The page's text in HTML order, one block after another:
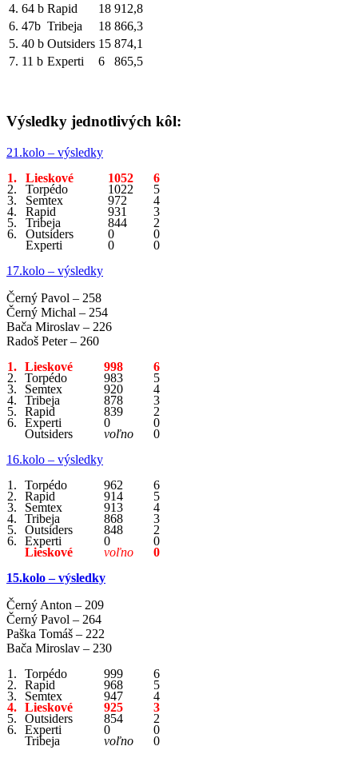
4. 64 b Rapid 18 912,8
6. 47b Tribeja 18 866,3
5. 40 b Outsiders 15 874,1
7. 11 b Experti 6 865,5
Výsledky jednotlivých kôl:
21.kolo – výsledky
1.
Lieskové 1052
6
2.
Torpédo 1022
5
3.
Semtex 972
4
4.
Rapid 931
3
5.
Tribeja 844
2
6.
Outsiders 0
0
Experti
0
0
17.kolo – výsledky
Černý Pavol – 258
Černý Michal – 254
Bača Miroslav – 226
Radoš Peter – 260
1. Lieskové 998
6
2.
Torpédo 983
5
3.
Semtex 920
4
4.
Tribeja 878
3
5.
Rapid 839
2
6.
Experti 0
0
Outsiders
voľno
0
16.kolo – výsledky
1.
Torpédo 962
6
2.
Rapid 914
5
3.
Semtex 913
4
4.
Tribeja 868
3
5.
Outsiders 848
2
6.
Experti 0
0
Lieskové
voľno
0
15.kolo – výsledky
Černý Anton – 209
Černý Pavol – 264
Paška Tomáš – 222
Bača Miroslav – 230
1.
Torpédo 999
6
2.
Rapid 968
5
3.
Semtex 947
4
4. Lieskové 925
3
5.
Outsiders 854
2
6.
Experti 0
0
Tribeja
voľno
0